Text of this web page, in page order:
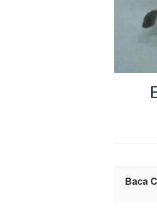
Baca